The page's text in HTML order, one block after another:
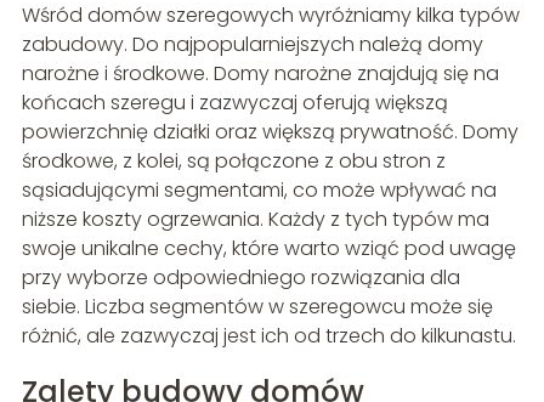
Wśród domów szeregowych wyróżniamy kilka typów
zabudowy. Do najpopularniejszych należą domy
narożne i środkowe. Domy narożne znajdują się na
końcach szeregu i zazwyczaj oferują większą
powierzchnię działki oraz większą prywatność. Domy
środkowe, z kolei, są połączone z obu stron z
sąsiadującymi segmentami, co może wpływać na
niższe koszty ogrzewania. Każdy z tych typów ma
swoje unikalne cechy, które warto wziąć pod uwagę
przy wyborze odpowiedniego rozwiązania dla
siebie. Liczba segmentów w szeregowcu może się
różnić, ale zazwyczaj jest ich od trzech do kilkunastu.
Zalety budowy domów